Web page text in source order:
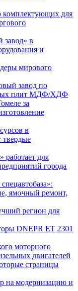
комплектующих для
в
и
мирового
завод по
плит МДФ/ХДФ
за
в
твердые
для
города
ямочный ремонт,
регион для
DNEPR ET 2301
моторного
двигателей
страницы
модернизацию и